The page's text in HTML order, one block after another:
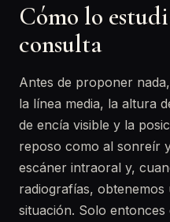
Cómo lo
consulta
Antes de proponer
la línea media, la altura
de encía visible y la
reposo como al sonreír
escáner intraoral y,
radiografías, obtenemos
situación. Solo